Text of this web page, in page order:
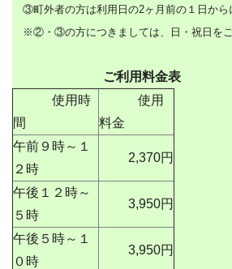
③町外者の方は利用日の2ヶ月前の１日から
※②・③の方につきましては、日・祝日をご
ご利用料金表
使用時
間
使用
料金
午前９時～１
２時
2,370円
午後１２時～
５時
3,950円
午後５時～１
０時
3,950円